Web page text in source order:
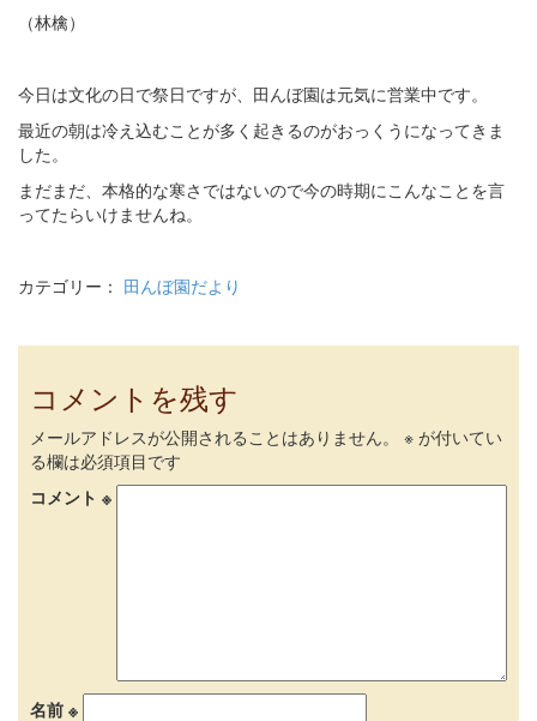
（林檎）
今日は文化の日で祭日ですが、田んぼ園は元気に営業中です。
最近の朝は冷え込むことが多く起きるのがおっくうになってきま
した。
まだまだ、本格的な寒さではないので今の時期にこんなことを言
ってたらいけませんね。
カテゴリー： 田んぼ園だより
コメントを残す
メールアドレスが公開されることはありません。 ※ が付いてい
る欄は必須項目です
コメント ※
名前 ※